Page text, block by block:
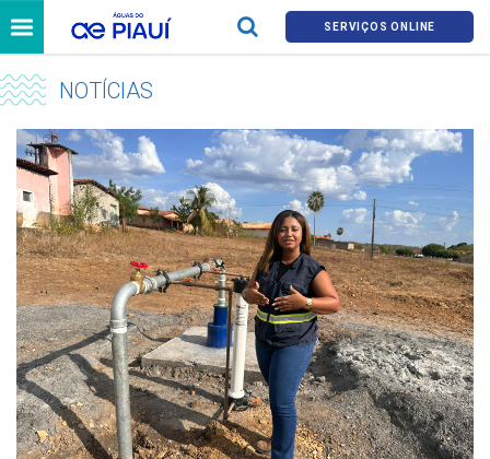
SERVIÇOS ONLINE
NOTÍCIAS